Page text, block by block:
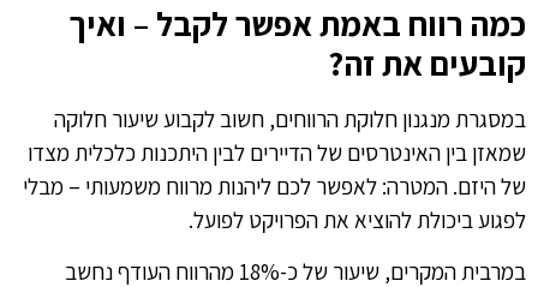
כמה רווח באמת אפשר לקבל – ואיך
קובעים את זה?
במסגרת מנגנון חלוקת הרווחים, חשוב לקבוע שיעור חלוקה
שמאזן בין האינטרסים של הדיירים לבין היתכנות כלכלית מצדו
של היזם. המטרה: לאפשר לכם ליהנות מרווח משמעותי – מבלי
לפגוע ביכולת להוציא את הפרויקט לפועל.
במרבית המקרים, שיעור של כ-18% מהרווח העודף נחשב